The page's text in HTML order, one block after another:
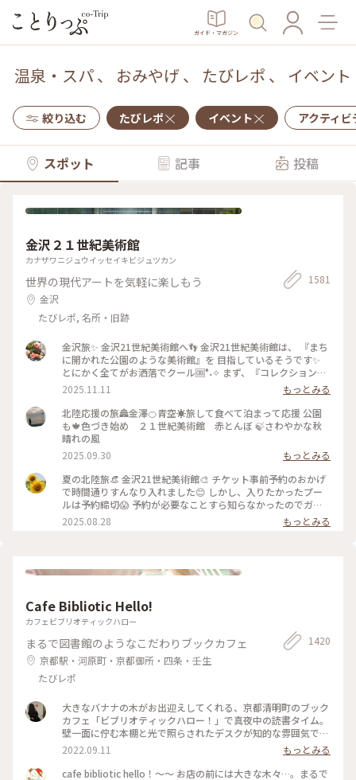
ガイド・マガジン
温泉・スパ、 おみやげ 、 たびレポ 、 イベント
絞り込む たびレポ イベント アクティ
スポット 記事 投稿
金沢２１世紀美術館
カナザワニジュウイッセイキビジュツカン
世界の現代アートを気軽に楽しもう
金沢
たびレポ, 名所・旧跡
1581
金沢旅✨ 金沢21世紀美術館へ👣 金沢21世紀美術館は、 『まち
に開かれた公園のような美術館』を 目指しているそうです✨
とにかく全てがお洒落でクール🆒°˖✧ まず、『コレクション展
2 文字の可能性』を鑑賞。 現代アート作品における「文字」
の表現に 焦点を当てて、文字が持つ可能性を 絵画、版画、
書、陶芸、映像など 様々な形式の作品を通して探求していま
す。 文字に関して多角的な視点から見た作品の数々、 こうい
う見方もあるんだ！と とても興味深かったです✨ また、
『SIDE CORE Living road, Living space / 生きている道、生き
るための場所』も鑑賞。 これは、アートチームSIDE COREの
展覧会で、 「道」や「移動」をテーマに、 ストリートカルチ
ャーの視点から 「異なる場所をつなぐ表現」、 「生きるため
の場所」を 美術館の中に創出することを目指しているそう✨
様々な角度から道や移動を見ている作品、 一体感もあってと
っても面白かったです！ 一日中いても楽しめる とっても素敵
所』 2025年10月18日(土) - 2026年3月15日(日) #金沢21世紀
#SIDECORELivingroadLivingspace/生きている道生きるため
の場所 #ことりっぷと一緒 #金沢 #金沢旅
2025.11.11
もっとみる
北陸応援の旅🏯金澤🍊青空☀️旅して食べて泊まって応援 公園
も🍁色づき始め ２１世紀美術館 赤とんぼ 🍃さわやかな秋
晴れの風
2025.09.30
もっとみる
夏の北陸旅👒 金沢21世紀美術館🎨‎ チケット事前予約のおかげ
で時間通りすんなり入れました😊 しかし、入りたかったプー
ルは予約締切😱 予約が必要なことすら知らなかったのでガッ
カリ💧 そうですよね、人気の美術館ですものね… そして雨の
ため、屋外でプールを上から覗くのも中止になっていました💧
み、上から覗くプールが見られるようになり急いで見学！ も
わいいラビットチェアや、憧れのアルネ・ヤコブセンデザイン
のアントチェアやスワンチェアに座れたのも満足✨ 女子トイレ
世紀美術館 #美術館 #金沢 #石川 #アートな景色
2025.08.28 もっとみる
Cafe Bibliotic Hello!
カフェビブリオティックハロー
まるで図書館のようなこだわりブックカフェ
京都駅・河原町・京都御所・四条・壬生
たびレポ
1420
大きなバナナの木がお出迎えしてくれる、京都清明町のブック
カフェ「ビブリオティックハロー！」で真夜中の読書タイム。
壁一面に佇む本棚と光で照らされたデスクが知的な雰囲気で、
これぞ大人カフェでした。2階に貫けている本棚を見に行く
と、ちょっとスケスケの渡り廊下でスリリング。スイーツもド
リンクも美味しくて、夜遅くまでやっているのも嬉しくて。。
2022.09.11
もっとみる
cafe bibliotic hello！〜〜 お店の前には大きな木々…。まるで